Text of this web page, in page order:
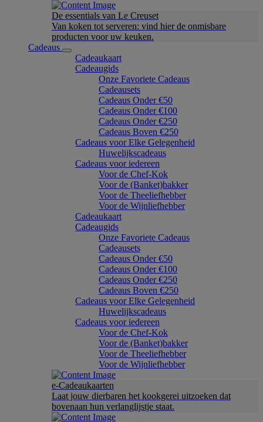
De essentials van Le Creuset
Van koken tot serveren: vind hier de onmisbare
producten voor uw keuken.
Cadeaus
Cadeaukaart
Cadeaugids
Onze Favoriete Cadeaus
Cadeausets
Cadeaus Onder €50
Cadeaus Onder €100
Cadeaus Onder €250
Cadeaus Boven €250
Cadeaus voor Elke Gelegenheid
Huwelijkscadeaus
Cadeaus voor iedereen
Voor de Chef-Kok
Voor de (Banket)bakker
Voor de Theeliefhebber
Voor de Wijnliefhebber
Cadeaukaart
Cadeaugids
Onze Favoriete Cadeaus
Cadeausets
Cadeaus Onder €50
Cadeaus Onder €100
Cadeaus Onder €250
Cadeaus Boven €250
Cadeaus voor Elke Gelegenheid
Huwelijkscadeaus
Cadeaus voor iedereen
Voor de Chef-Kok
Voor de (Banket)bakker
Voor de Theeliefhebber
Voor de Wijnliefhebber
e-Cadeaukaarten
Laat jouw dierbaren het kookgerei uitzoeken dat
bovenaan hun verlanglijstje staat.